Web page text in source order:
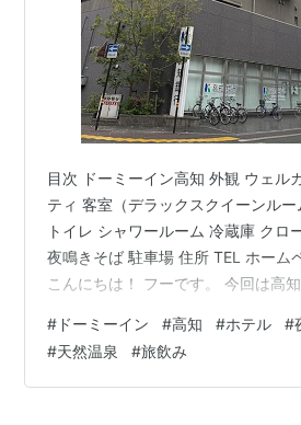
目次 ドーミーイン高知 外観 ウェル
ティ 客室（デラックスクイーンル
トイレ シャワールーム 冷蔵庫 クロ
夜鳴きそば 駐車場 住所 TEL ホーム
こんにちは！ フーです。 今回は高
観 ウェルカムドリンク アメニティ
イーンルーム） ベッドルーム トイ
蔵庫 ウェルカムスイーツがありま
# ドーミーイン #高知 #ホテル #
#天然温泉 #旅飲み